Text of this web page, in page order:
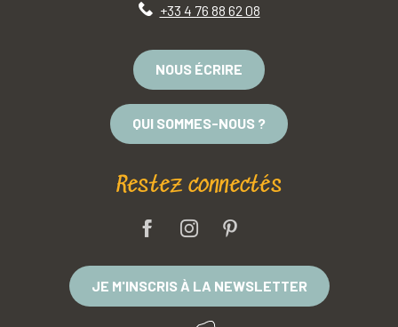
+33 4 76 88 62 08
NOUS ÉCRIRE
QUI SOMMES-NOUS ?
Restez connectés
JE M'INSCRIS À LA NEWSLETTER